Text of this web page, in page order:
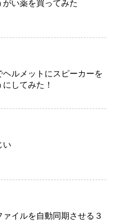
い薬を買ってみた
ルメットにスピーカーを
してみた！
い
イルを自動同期させる３